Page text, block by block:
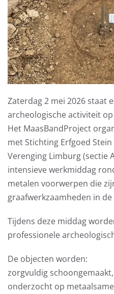
Zaterdag 2 mei 2026 staat
archeologische activiteit
Het MaasBandProject
met Stichting Erfgoed
Verenging Limburg (sectie
intensieve werkmiddag
metalen voorwerpen die
graafwerkzaamheden in de
Tijdens deze middag
professionele
De objecten worden:
zorgvuldig
onderzocht op